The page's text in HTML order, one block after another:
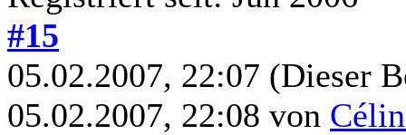
#15
05.02.2007, 22:07 (Dieser
05.02.2007, 22:08 von